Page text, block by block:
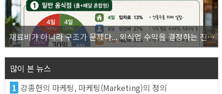
재료비가 아니라 구조가 문제다... 외식업 수익을 결정하는 진짜 숫자의 비밀
많이 본 뉴스
1 강종헌의 마케팅, 마케팅(Marketing)의 정의